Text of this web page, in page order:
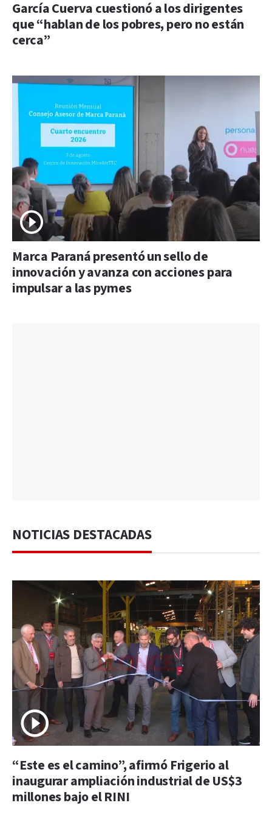
García Cuerva cuestionó a los dirigentes
que “hablan de los pobres, pero no están
cerca”
Marca Paraná presentó un sello de
innovación y avanza con acciones para
impulsar a las pymes
NOTICIAS DESTACADAS
“Este es el camino”, afirmó Frigerio al
inaugurar ampliación industrial de US$3
millones bajo el RINI